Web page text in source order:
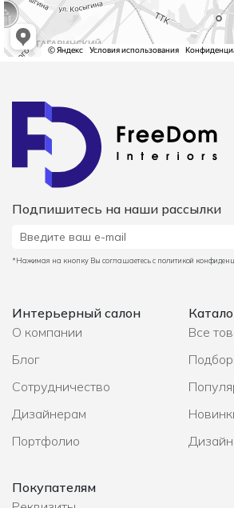
Интерьерный салон
О компании
Блог
Сотрудничество
Дизайнерам
Портфолио
Все
Покупателям
Подпишитесь на наши рассылки
*Нажимая на кнопку Вы соглашаетесь с политикой